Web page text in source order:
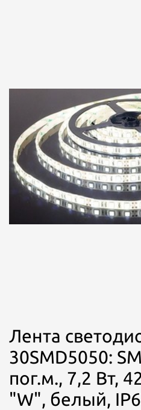
Примечание: Настоящим подтверждаю,
мною в настоящей Форме, полностью
персональных данных» от 27 июля 2006 г.
ст. 8, пп. 4 п. 2 ст. 22), а также выражаю
посредством поручения такой обработки
этом компания обязуется обрабатывать
конфиденциальность и безопасность.
Лента
30SMD5050:
пог.м., 7,2 Вт,
"W", белый,